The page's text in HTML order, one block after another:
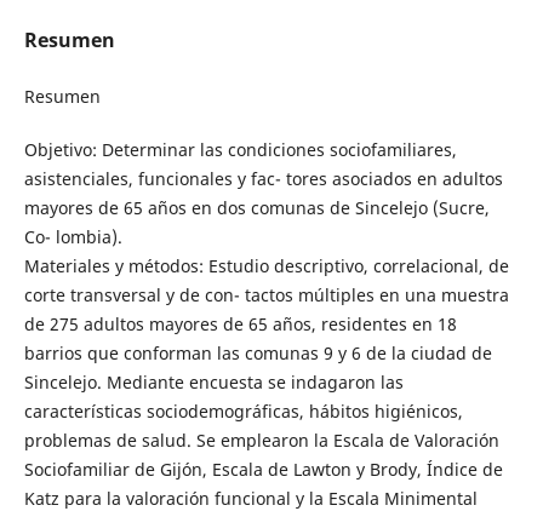
Resumen
Resumen
Objetivo: Determinar las condiciones sociofamiliares,
asistenciales, funcionales y fac- tores asociados en adultos
mayores de 65 años en dos comunas de Sincelejo (Sucre,
Co- lombia).
Materiales y métodos: Estudio descriptivo, correlacional, de
corte transversal y de con- tactos múltiples en una muestra
de 275 adultos mayores de 65 años, residentes en 18
barrios que conforman las comunas 9 y 6 de la ciudad de
Sincelejo. Mediante encuesta se indagaron las
características sociodemográficas, hábitos higiénicos,
problemas de salud. Se emplearon la Escala de Valoración
Sociofamiliar de Gijón, Escala de Lawton y Brody, Índice de
Katz para la valoración funcional y la Escala Minimental